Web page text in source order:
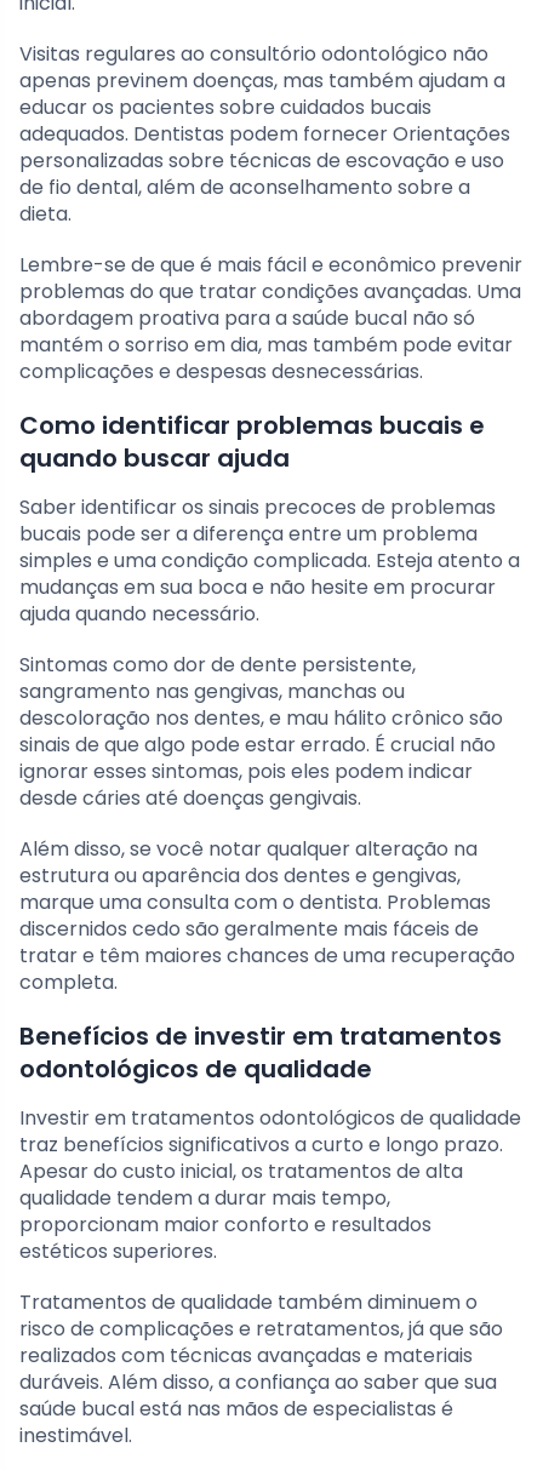
Visitas regulares ao consultório odontológico não
apenas previnem doenças, mas também ajudam a
educar os pacientes sobre cuidados bucais
adequados. Dentistas podem fornecer Orientações
personalizadas sobre técnicas de escovação e uso
de fio dental, além de aconselhamento sobre a
dieta.
Lembre-se de que é mais fácil e econômico prevenir
problemas do que tratar condições avançadas. Uma
abordagem proativa para a saúde bucal não só
mantém o sorriso em dia, mas também pode evitar
complicações e despesas desnecessárias.
Como identificar problemas bucais e
quando buscar ajuda
Saber identificar os sinais precoces de problemas
bucais pode ser a diferença entre um problema
simples e uma condição complicada. Esteja atento a
mudanças em sua boca e não hesite em procurar
ajuda quando necessário.
Sintomas como dor de dente persistente,
sangramento nas gengivas, manchas ou
descoloração nos dentes, e mau hálito crônico são
sinais de que algo pode estar errado. É crucial não
ignorar esses sintomas, pois eles podem indicar
desde cáries até doenças gengivais.
Além disso, se você notar qualquer alteração na
estrutura ou aparência dos dentes e gengivas,
marque uma consulta com o dentista. Problemas
discernidos cedo são geralmente mais fáceis de
tratar e têm maiores chances de uma recuperação
completa.
Benefícios de investir em tratamentos
odontológicos de qualidade
Investir em tratamentos odontológicos de qualidade
traz benefícios significativos a curto e longo prazo.
Apesar do custo inicial, os tratamentos de alta
qualidade tendem a durar mais tempo,
proporcionam maior conforto e resultados
estéticos superiores.
Tratamentos de qualidade também diminuem o
risco de complicações e retratamentos, já que são
realizados com técnicas avançadas e materiais
duráveis. Além disso, a confiança ao saber que sua
saúde bucal está nas mãos de especialistas é
inestimável.